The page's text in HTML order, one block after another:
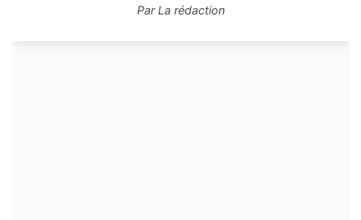
ParLa rédaction